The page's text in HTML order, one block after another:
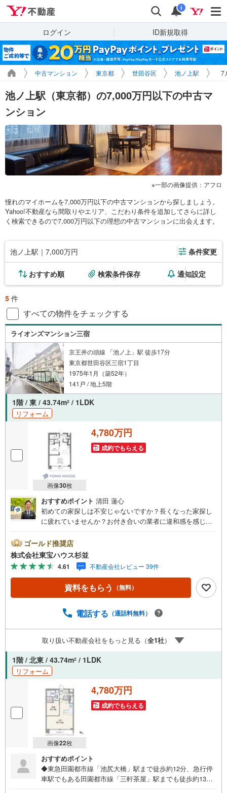
検索 通知
i
ログイン ID新規取得
中古マンション 東京都 世田谷区 池ノ上駅
池ノ上駅（東京都）の7,000万円以下の中古マ
ンション
一部の画像提供：アフロ
憧れのマイホームを7,000万円以下の中古マンションから探しましょう。
Yahoo!不動産なら間取りやエリア、こだわり条件を追加してさらに詳し
く検索できるので7,000万円以下の理想の中古マンションに出会えます。
池ノ上駅｜7,000万円 条件変更
おすすめ順 検索条件保存 通知設定
5 件
すべての物件をチェックする
ライオンズマンション三宿
京王井の頭線 「池ノ上」駅 徒歩17分
東京都世田谷区三宿1丁目
1975年1月（築52年）
141戸 / 地上5階
1階 / 東 / 43.74m2 / 1LDK
リフォーム
画像30枚
4,780万円
成約でもらえる
おすすめポイント 清田 蓮心
初めての家探しは不安じゃないですか？長くなった家探し
に疲れていませんか？お付き合いの業者に違和感を感じて
したプロが、何のしがらみもなく、お客様の理想の物件を
お探しします。東宝ハウス杉並【（FD）:】ご見学希望の物
件以外も併せてご案内させていただきます。遠慮なくご希
望をお伝えくださいませ。■ご見学について■【営業時間 9:
00～21:00】人気物件は特に問い合わせが集中するため、お
早めにお電話くださいませ。「室内・現地を見学する」ボ
TOHO HOUSE CLUB■弊社で売買されたお客様はTOHO H
の見直しや借り換えなど、オンラインでやりとりができま
す。■FPによるファイナンシャルライフサポート■ファイナ
ンシャルプランナーが住宅ローン、保険・税金、資産運
用、相続などの対策をアドバイスを致します。
ゴールド推奨店
株式会社東宝ハウス杉並
4.61 不動産会社レビュー 39件
資料をもらう （無料）
電話する （通話料無料）
取り扱い不動産会社をもっと見る（全1社）
1階 / 北東 / 43.74m2 / 1LDK
リフォーム
画像22枚
4,780万円
成約でもらえる
おすすめポイント
◆東急田園都市線「池尻大橋」駅まで徒歩約12分、急行停
車駅でもある田園都市線「三軒茶屋」駅までも徒歩約13分